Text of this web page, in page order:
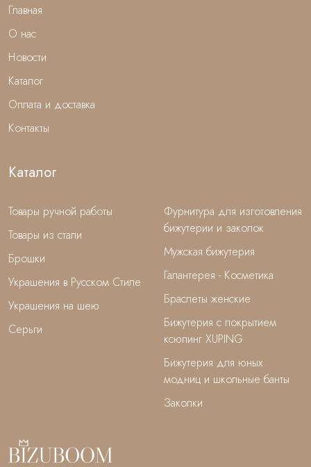
Главная
О нас
Новости
Каталог
Оплата и доставка
Контакты
Каталог
Товары ручной работы
Товары из стали
Брошки
Украшения в Русском Стиле
Украшения на шею
Серьги
Фурнитура для изготовления
бижутерии и заколок
Мужская бижутерия
Галантерея - Косметика
Браслеты женские
Бижутерия с покрытием
ксюпинг XUPING
Бижутерия для юных
модниц и школьные банты
Заколки